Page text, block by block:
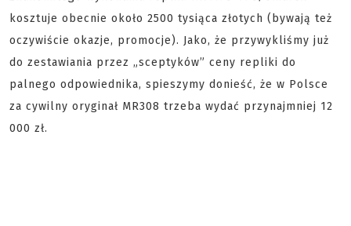
kosztuje obecnie około 2500 tysiąca złotych (bywają też
oczywiście okazje, promocje). Jako, że przywykliśmy już
do zestawiania przez „sceptyków” ceny repliki do
palnego odpowiednika, spieszymy donieść, że w Polsce
za cywilny oryginał MR308 trzeba wydać przynajmniej 12
000 zł.